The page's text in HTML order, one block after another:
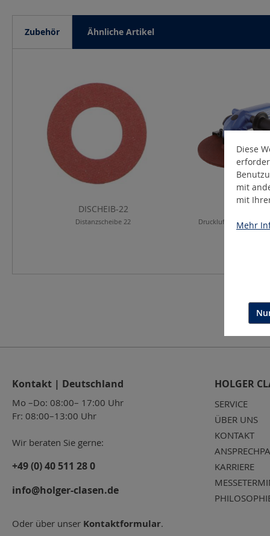
Zubehör Ähnliche Artikel
DISCHEIB-22
Distanzscheibe 22 Druckluft-
Kontakt | Deutschland
Mo –Do: 08:00– 17:00 Uhr
Fr: 08:00–13:00 Uhr
Wir beraten Sie gerne:
+49 (0) 40 511 28 0
info@holger-clasen.de
Oder über unser Kontaktformular.
HOLGER
SERVICE
ÜBER UNS
KONTAKT
KARRIERE
Diese
mit
mit
Mehr